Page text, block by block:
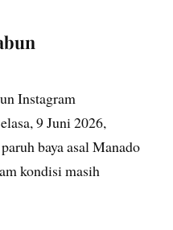
Instagram
9 Juni 2026,
baya asal Manado
kondisi masih